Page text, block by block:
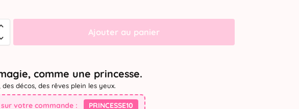
Ajouter au panier
comme une princesse.
des décos, des rêves plein les yeux.
sur votre commande : PRINCESSE10